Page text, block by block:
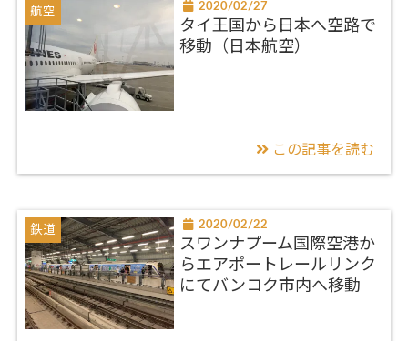
航空 2020/02/27
タイ王国から日本へ空路で
移動（日本航空）
この記事を読む
鉄道 2020/02/22
スワンナプーム国際空港か
らエアポートレールリンク
にてバンコク市内へ移動